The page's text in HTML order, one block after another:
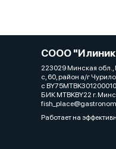
СООО
223029 Минская
с, 60, район а/г
с
БИК MTBKBY22 г.
Работает на